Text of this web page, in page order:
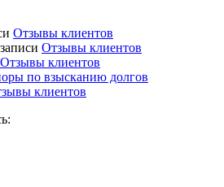
Отзывы клиентов
Отзывы клиентов
Отзывы клиентов
по взысканию долгов
клиентов